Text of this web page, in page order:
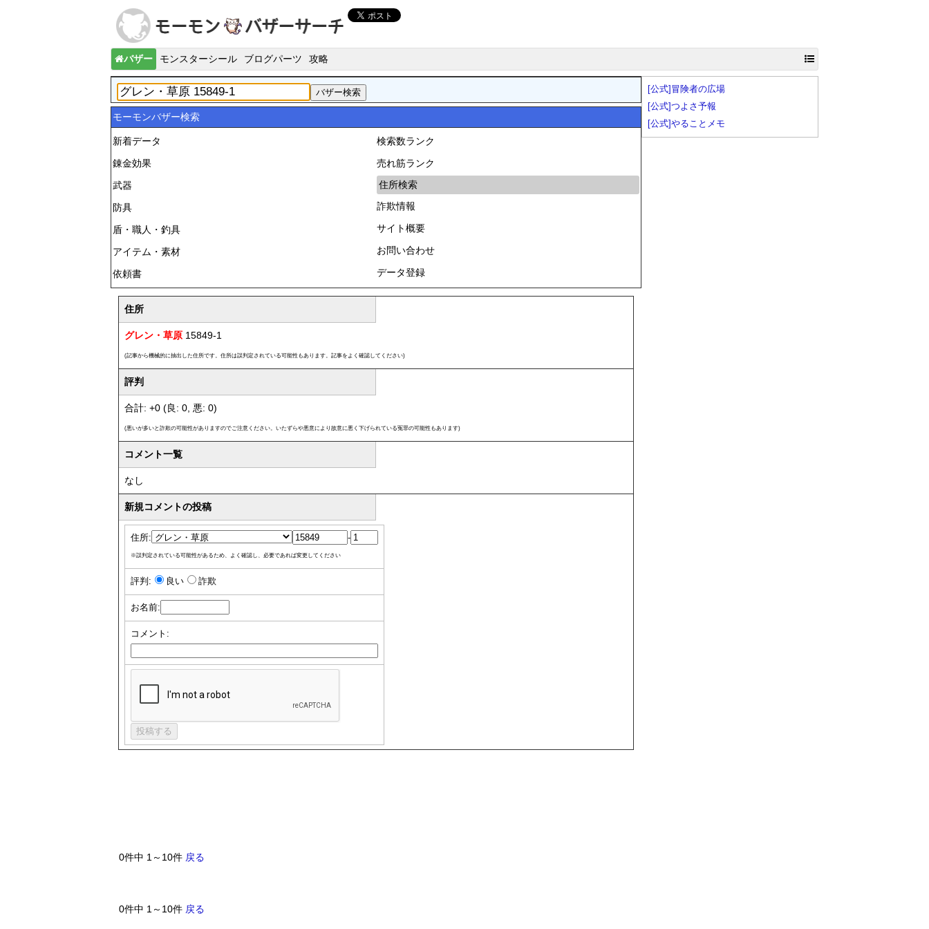
バザー モンスターシール ブログパーツ 攻略
モーモンバザー検索
新着データ
錬金効果
武器
防具
盾・職人・釣具
アイテム・素材
依頼書
検索数ランク
売れ筋ランク
住所検索
詐欺情報
サイト概要
お問い合わせ
データ登録
住所
グレン・草原 15849-1
(記事から機械的に抽出した住所です。住所は誤判定されている可能性もあります。記事をよく確認してください)
評判
合計: +0 (良: 0, 悪: 0)
(悪いが多いと詐欺の可能性がありますのでご注意ください。いたずらや悪意により故意に悪く下げられている冤罪の可能性もあります)
コメント一覧
なし
新規コメントの投稿
住所: -
※誤判定されている可能性があるため、よく確認し、必要であれば変更してください
評判: 良い 詐欺
お名前:
コメント:
0件中 1～10件 戻る
0件中 1～10件 戻る
[公式]冒険者の広場
[公式]つよさ予報
[公式]やることメモ